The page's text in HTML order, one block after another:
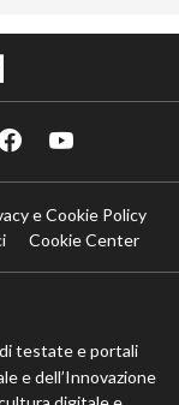
e Cookie Policy
Cookie Center
testate e portali
e dell’Innovazione